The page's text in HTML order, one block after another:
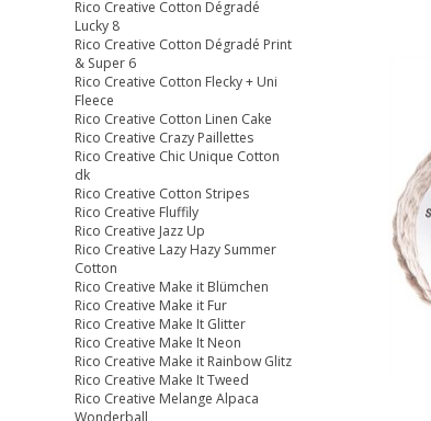
Rico Creative Cotton Dégradé
Lucky 8
Rico Creative Cotton Dégradé Print
& Super 6
Rico Creative Cotton Flecky + Uni
Fleece
Rico Creative Cotton Linen Cake
Rico Creative Crazy Paillettes
Rico Creative Chic Unique Cotton
dk
Rico Creative Cotton Stripes
Rico Creative Fluffily
Rico Creative Jazz Up
Rico Creative Lazy Hazy Summer
Cotton
Rico Creative Make it Blümchen
Rico Creative Make it Fur
Rico Creative Make It Glitter
Rico Creative Make It Neon
Rico Creative Make it Rainbow Glitz
Rico Creative Make It Tweed
Rico Creative Melange Alpaca
Wonderball